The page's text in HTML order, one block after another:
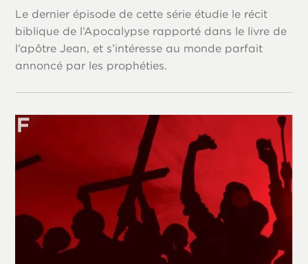
Le dernier épisode de cette série étudie le récit
biblique de l’Apocalypse rapporté dans le livre de
l’apôtre Jean, et s’intéresse au monde parfait
annoncé par les prophéties.